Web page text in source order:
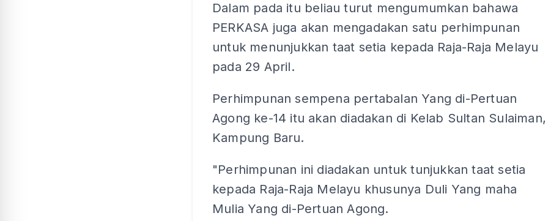
Dalam pada itu beliau turut mengumumkan bahawa
PERKASA juga akan mengadakan satu perhimpunan
untuk menunjukkan taat setia kepada Raja-Raja Melayu
pada 29 April.
Perhimpunan sempena pertabalan Yang di-Pertuan
Agong ke-14 itu akan diadakan di Kelab Sultan Sulaiman,
Kampung Baru.
"Perhimpunan ini diadakan untuk tunjukkan taat setia
kepada Raja-Raja Melayu khusunya Duli Yang maha
Mulia Yang di-Pertuan Agong.